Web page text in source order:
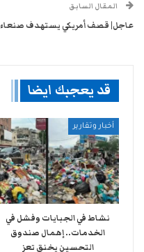
المقال السابق
عاجل| قصف أمريكي يستهدف صنعاء
قد يعجبك ايضا
أخبار وتقارير
نشاط في الجبايات وفشل في
الخدمات.. إهمال صندوق
التحسين يخنق تعز